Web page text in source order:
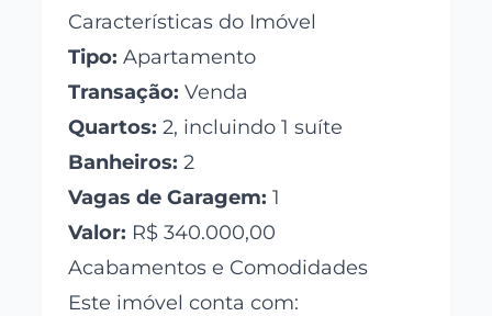
Características do Imóvel
Tipo: Apartamento
Transação: Venda
Quartos: 2, incluindo 1 suíte
Banheiros: 2
Vagas de Garagem: 1
Valor: R$ 340.000,00
Acabamentos e Comodidades
Este imóvel conta com: